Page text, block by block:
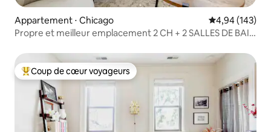
Appartement ⋅ Chicago Évaluation
4,94 (143)
Propre et meilleur emplacement 2 CH + 2 SALLES DE BAIN
Coups de cœur voyageurs les plus appréciés
Coup de cœur voyageurs